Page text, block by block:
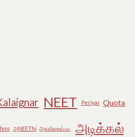
NEET Periyar Quota
அNEEThi அகவிலைப்படி அடிக்கல்